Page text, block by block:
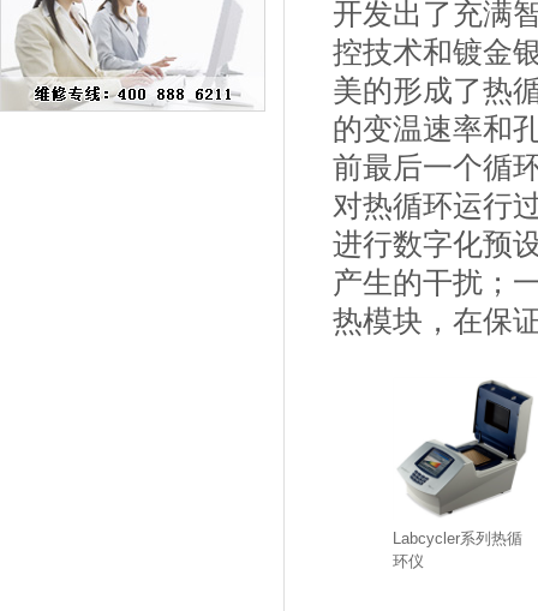
开发出了充满
控技术和镀金
美的形成了热
的变温速率和
前最后一个循
对热循环运行
进行数字化预
产生的干扰；
热模块，在保
Labcycler系列热循
环仪